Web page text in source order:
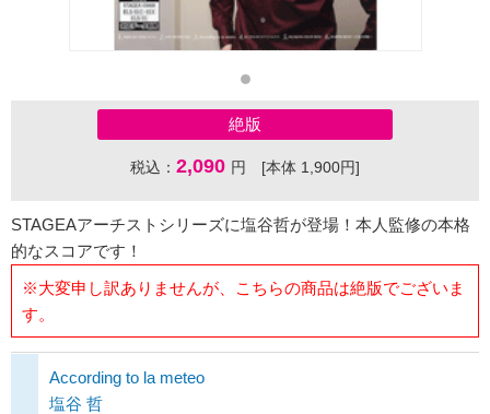
絶版
税込： 2,090 円 [本体 1,900円]
STAGEAアーチストシリーズに塩谷哲が登場！本人監修の本格
的なスコアです！
※大変申し訳ありませんが、こちらの商品は絶版でございま
す。
According to la meteo
塩谷 哲